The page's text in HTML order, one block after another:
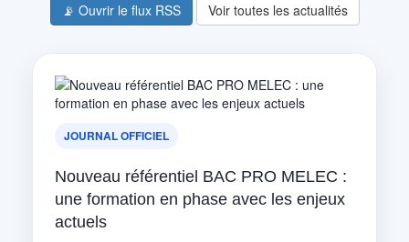
📡 Ouvrir le flux RSS Voir toutes les actualités
JOURNAL OFFICIEL
Nouveau référentiel BAC PRO MELEC :
une formation en phase avec les enjeux
actuels